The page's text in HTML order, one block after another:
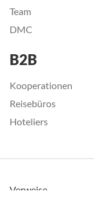
Team
DMC
B2B
Kooperationen
Reisebüros
Hoteliers
Verweise